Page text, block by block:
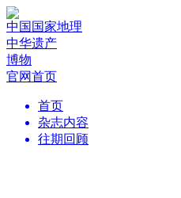
中国国家地理
中华遗产
博物
官网首页
首页
杂志内容
往期回顾